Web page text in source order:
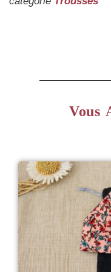
Vous